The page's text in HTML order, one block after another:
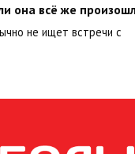
она всё же
не ищет встречи с